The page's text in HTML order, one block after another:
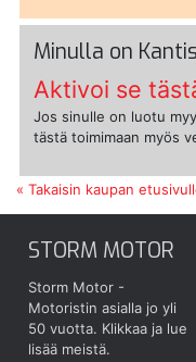
Minulla on
Aktivoi se
Jos sinulle on luotu
tästä toimimaan myös
« Takaisin kaupan
STORM MOTOR
Storm Motor -
Motoristin asialla jo yli
50 vuotta. Klikkaa ja lue
lisää meistä.